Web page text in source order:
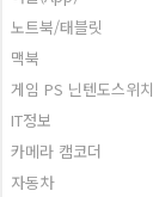
노트북/태블릿
맥북
게임 PS 닌텐도스위치
IT정보
카메라 캠코더
자동차